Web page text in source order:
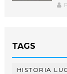
TAGS
HISTORIA